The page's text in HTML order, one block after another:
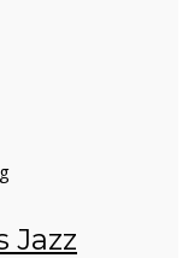
Jazz